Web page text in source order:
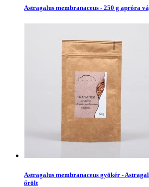
Astragalus membranaceus - 250 g apróra
Astragalus membranaceus gyökér -
őrölt